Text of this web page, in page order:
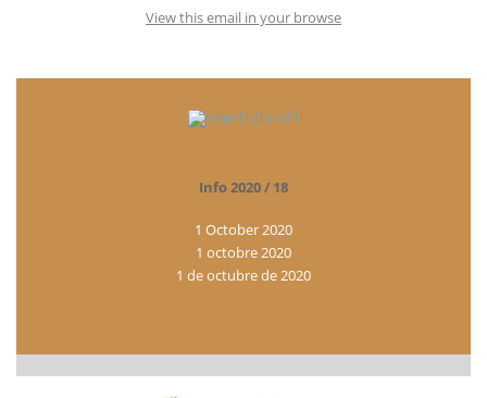
View this email in your browse
Info 2020 / 18
1 October 2020
1 octobre 2020
1 de octubre de 2020